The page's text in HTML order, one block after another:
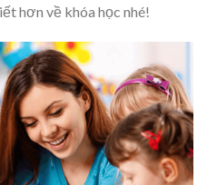
hơn về khóa học nhé!